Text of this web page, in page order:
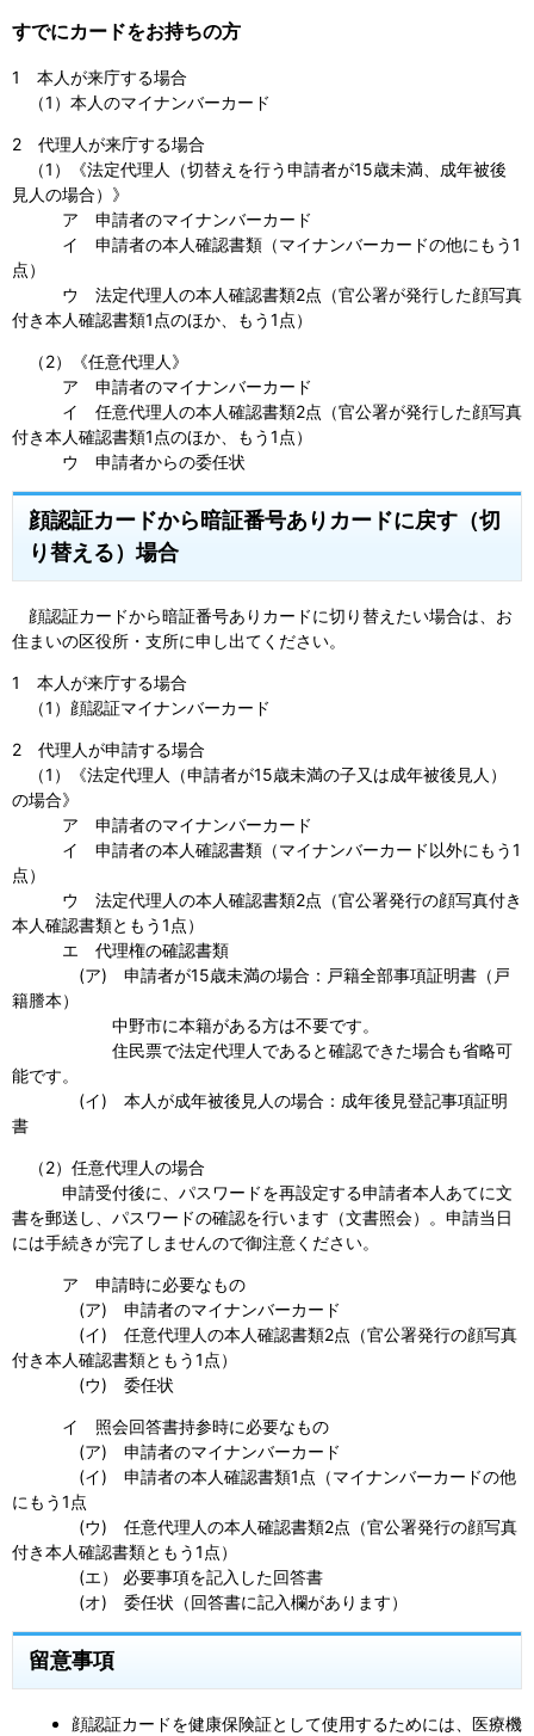
すでにカードをお持ちの方
1 本人が来庁する場合
（1）本人のマイナンバーカード
2 代理人が来庁する場合
（1）《法定代理人（切替えを行う申請者が15歳未満、成年被後
見人の場合）》
ア 申請者のマイナンバーカード
イ 申請者の本人確認書類（マイナンバーカードの他にもう1
点）
ウ 法定代理人の本人確認書類2点（官公署が発行した顔写真
付き本人確認書類1点のほか、もう1点）
（2）《任意代理人》
ア 申請者のマイナンバーカード
イ 任意代理人の本人確認書類2点（官公署が発行した顔写真
付き本人確認書類1点のほか、もう1点）
ウ 申請者からの委任状
顔認証カードから暗証番号ありカードに戻す（切
り替える）場合
顔認証カードから暗証番号ありカードに切り替えたい場合は、お
住まいの区役所・支所に申し出てください。
1 本人が来庁する場合
（1）顔認証マイナンバーカード
2 代理人が申請する場合
（1）《法定代理人（申請者が15歳未満の子又は成年被後見人）
の場合》
ア 申請者のマイナンバーカード
イ 申請者の本人確認書類（マイナンバーカード以外にもう1
点）
ウ 法定代理人の本人確認書類2点（官公署発行の顔写真付き
本人確認書類ともう1点）
エ 代理権の確認書類
(ア) 申請者が15歳未満の場合：戸籍全部事項証明書（戸
籍謄本）
中野市に本籍がある方は不要です。
住民票で法定代理人であると確認できた場合も省略可
能です。
(イ) 本人が成年被後見人の場合：成年後見登記事項証明
書
（2）任意代理人の場合
申請受付後に、パスワードを再設定する申請者本人あてに文
書を郵送し、パスワードの確認を行います（文書照会）。申請当日
には手続きが完了しませんので御注意ください。
ア 申請時に必要なもの
(ア) 申請者のマイナンバーカード
(イ) 任意代理人の本人確認書類2点（官公署発行の顔写真
付き本人確認書類ともう1点）
(ウ) 委任状
イ 照会回答書持参時に必要なもの
(ア) 申請者のマイナンバーカード
(イ) 申請者の本人確認書類1点（マイナンバーカードの他
にもう1点
(ウ) 任意代理人の本人確認書類2点（官公署発行の顔写真
付き本人確認書類ともう1点）
(エ） 必要事項を記入した回答書
(オ) 委任状（回答書に記入欄があります）
留意事項
顔認証カードを健康保険証として使用するためには、医療機